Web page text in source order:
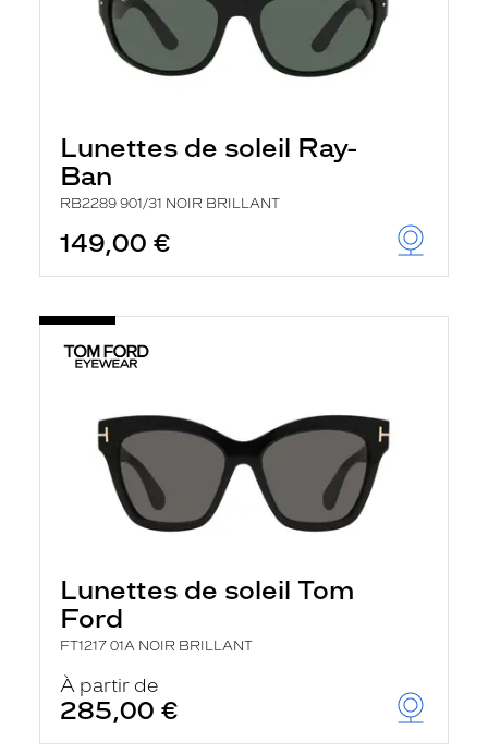
Lunettes de soleil Ray-
Ban
RB2289 901/31 NOIR BRILLANT
149,00 €
Lunettes de soleil Tom
Ford
FT1217 01A NOIR BRILLANT
À partir de
285,00 €